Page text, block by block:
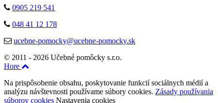
0905 219 541
048 41 12 178
ucebne-pomocky@ucebne-pomocky.sk
© 2011 - 2026 Učebné pomôcky s.r.o.
Hore
Na prispôsobenie obsahu, poskytovanie funkcií sociálnych médií a
analýzu návštevnosti používame súbory cookies. Zásady používania
súborov cookies Nastavenia cookies